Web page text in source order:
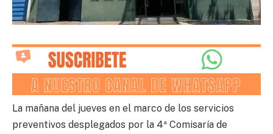
La mañana del jueves en el marco de los servicios
preventivos desplegados por la 4ª Comisaría de